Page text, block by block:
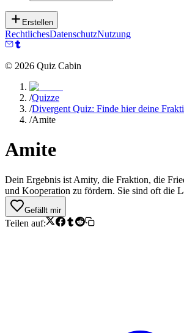
Erstellen
RechtlichesDatenschutzNutzung
© 2026 Quiz Cabin
/Quizze
/Divergent Quiz: Finde hier deine
/Amite
Amite
Dein Ergebnis ist Amity, die Fraktion, die
und Kooperation zu fördern. Sie sind oft die
Gefällt mir
Teilen auf: